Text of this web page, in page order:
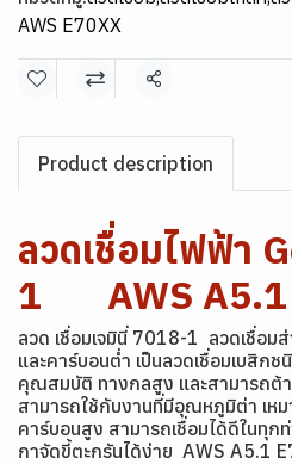
AWS E70XX
แชร์
Product description
ลวดเชื่อมไฟฟ้า
1 AWS A5.1
ลวด เชื่อมเจมินี่ 7018-1 ลวดเชื่อม
และคาร์บอนต่ำ เป็นลวดเชื่อมเบสิกช
คุณสมบัติ ทางกลสูง และสามารถต้
สามารถใช้กับงานที่มีอุณหภูมิต่า เหม
คาร์บอนสูง สามารถเชื่อมได้ดีในทุกท่
กาจัดขี้ตะกรันได้ง่าย AWS A5.1